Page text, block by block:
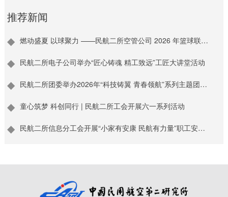
推荐新闻
燃动盛夏 以球聚力 ——民航二所空管公司 2026 年篮球联赛
正式开赛
民航二所电子公司举办“匠心铸魂 精工致远”工匠大讲堂活动
民航二所团委举办2026年“科技铸翼 青春领航”系列主题团日
活动
童心筑梦 科创同行 | 民航二所工会开展六一系列活动
民航二所信息分工会开展“小家有安康 民航有力量”职工安康